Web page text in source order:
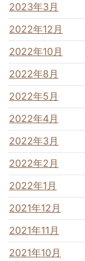
2023年3月
2022年12月
2022年10月
2022年8月
2022年5月
2022年4月
2022年3月
2022年2月
2022年1月
2021年12月
2021年11月
2021年10月